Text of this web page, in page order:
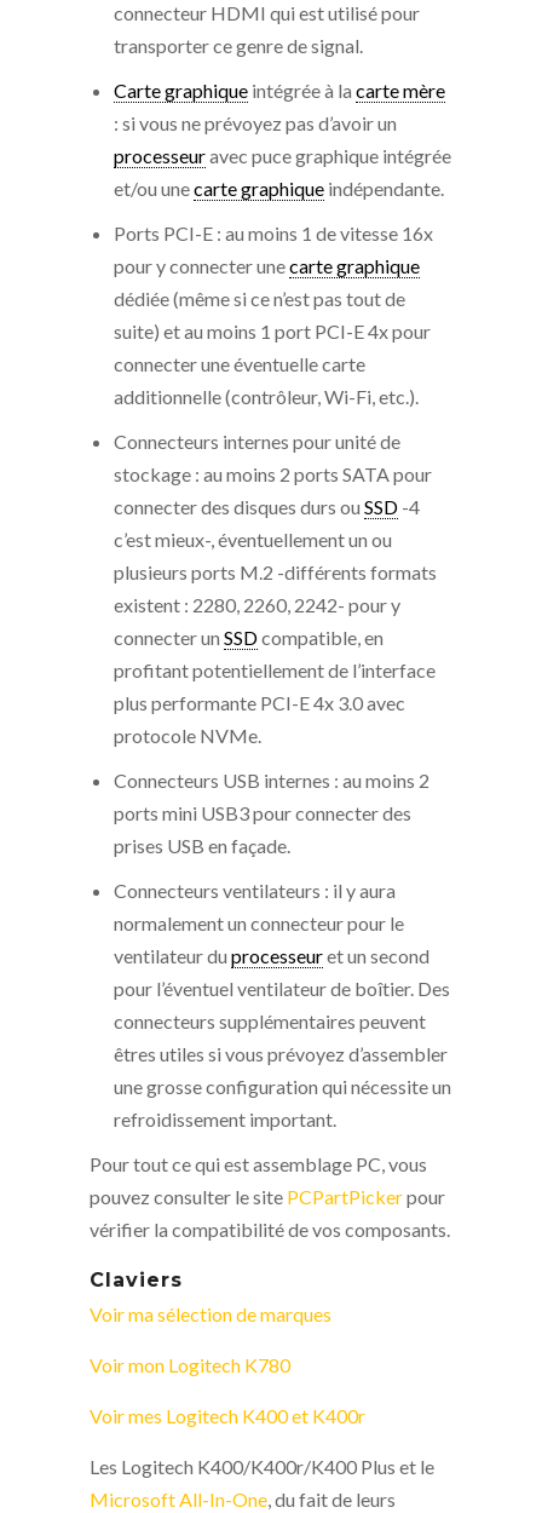
connecteur HDMI qui est utilisé pour
transporter ce genre de signal.
Carte graphique intégrée à la carte mère
: si vous ne prévoyez pas d’avoir un
processeuravec puce graphique intégrée
et/ou unecarte graphique indépendante.
Ports PCI-E : au moins 1 de vitesse 16x
pour y connecter unecarte graphique
dédiée (même si ce n’est pas tout de
suite) et au moins 1 port PCI-E 4x pour
connecter une éventuelle carte
additionnelle (contrôleur, Wi-Fi, etc.).
Connecteurs internes pour unité de
stockage : au moins 2 ports SATA pour
connecter des disques durs ou SSD -4
c’est mieux-, éventuellement un ou
plusieurs ports M.2 -différents formats
existent : 2280, 2260, 2242- pour y
connecter un SSDcompatible, en
profitant potentiellement de l’interface
plus performante PCI-E 4x 3.0 avec
protocole NVMe.
Connecteurs USB internes : au moins 2
ports mini USB3 pour connecter des
prises USB en façade.
Connecteurs ventilateurs : il y aura
normalement un connecteur pour le
ventilateur du processeuret un second
pour l’éventuel ventilateur de boîtier. Des
connecteurs supplémentaires peuvent
êtres utiles si vous prévoyez d’assembler
une grosse configuration qui nécessite un
refroidissement important.
Pour tout ce qui est assemblage PC, vous
pouvez consulter le site PCPartPickerpour
vérifier la compatibilité de vos composants.
Claviers
Voir ma sélection de marques
Voir mon Logitech K780
Voir mes Logitech K400 et K400r
Les Logitech K400/K400r/K400 Plus et le
Microsoft All-In-One, du fait de leurs